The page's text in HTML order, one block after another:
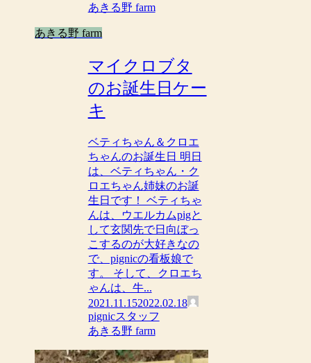
あきる野 farm
あきる野 farm
マイクロブタ
のお誕生日ケー
キ
ベティちゃん＆クロエ
ちゃんのお誕生日 明日
は、ベティちゃん・ク
ロエちゃん姉妹のお誕
生日です！ ベティちゃ
んは、ウエルカムpigと
して玄関先で日向ぼっ
こするのが大好きなの
で、pignicの看板娘で
す。 そして、クロエち
ゃんは、牛...
2021.11.152022.02.18
pignicスタッフ
あきる野 farm